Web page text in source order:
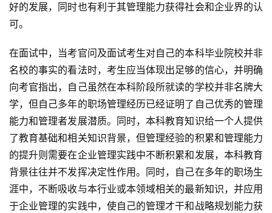
院
校
闻
M
B
A
申
请
公
开
课
好的发展，同时也有利于其管理能力获得社会和企业界的认
可。
在面试中，当考官问及面试考生对自己的本科毕业院校并非
名校的事实的看法时，考生应当体现出足够的信心，并明确
向考官指出，自己虽然在本科阶段所就读的学校并非名牌大
学，但自己多年的职场管理经历已经证明了自己优秀的管理
能力和管理者发展潜质。同时，本科教育知识给一个人提供
了教育基础和相关知识背景，但管理经验的积累和管理能力
的提升则需要在企业管理实践中不断积累和发展，本科教育
背景往往并不发挥决定性作用。同时，自己在多年的职场生
涯中，不断吸收与本行业或本领域相关的最新知识，并应用
于企业管理的实践中，使自己的管理才干和战略规划能力获